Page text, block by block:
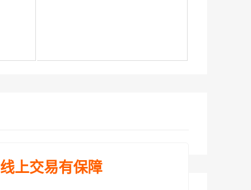
线上交易有保障